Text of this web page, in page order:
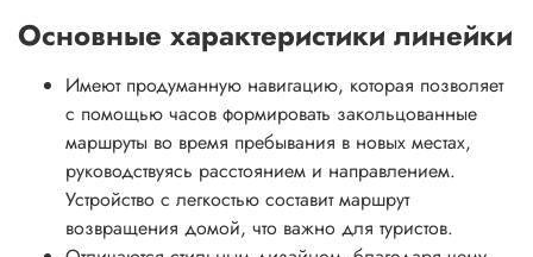
Основные характеристики линейки
Имеют продуманную навигацию, которая позволяет
с помощью часов формировать закольцованные
маршруты во время пребывания в новых местах,
руководствуясь расстоянием и направлением.
Устройство с легкостью составит маршрут
возвращения домой, что важно для туристов.